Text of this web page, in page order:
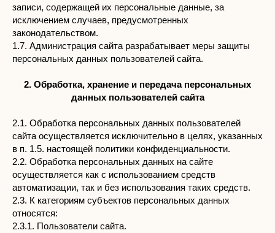
записи, содержащей их персональные данные, за
исключением случаев, предусмотренных
законодательством.
1.7. Администрация сайта разрабатывает меры защиты
персональных данных пользователей сайта.
2. Обработка, хранение и передача персональных
данных пользователей сайта
2.1. Обработка персональных данных пользователей
сайта осуществляется исключительно в целях, указанных
в п. 1.5. настоящей политики конфиденциальности.
2.2. Обработка персональных данных на сайте
осуществляется как с использованием средств
автоматизации, так и без использования таких средств.
2.3. К категориям субъектов персональных данных
относятся:
2.3.1. Пользователи сайта.